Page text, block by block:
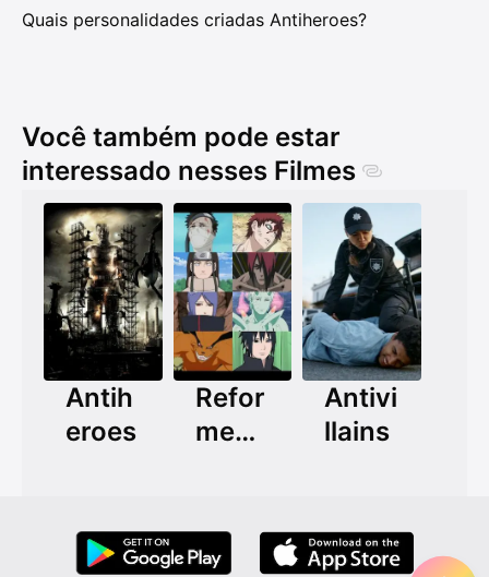
Quais personalidades criadas Antiheroes?
Você também pode estar
interessado nesses Filmes
Antih
eroes
Refor
med
Antivi
llains